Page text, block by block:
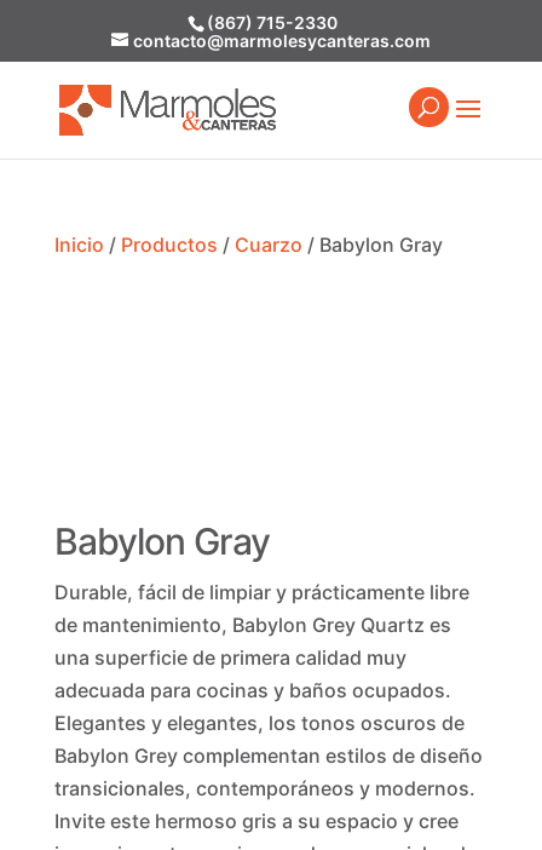
(867) 715-2330
contacto@marmolesycanteras.com
Inicio / Productos / Cuarzo / Babylon Gray
Babylon Gray
Durable, fácil de limpiar y prácticamente libre
de mantenimiento, Babylon Grey Quartz es
una superficie de primera calidad muy
adecuada para cocinas y baños ocupados.
Elegantes y elegantes, los tonos oscuros de
Babylon Grey complementan estilos de diseño
transicionales, contemporáneos y modernos.
Invite este hermoso gris a su espacio y cree